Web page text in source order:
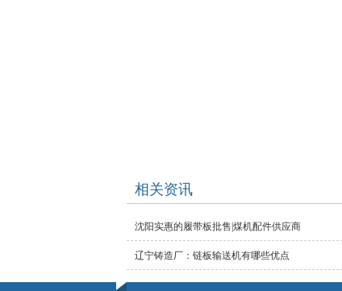
相关资讯
沈阳实惠的履带板批售|煤机配件供应商
辽宁铸造厂：链板输送机有哪些优点